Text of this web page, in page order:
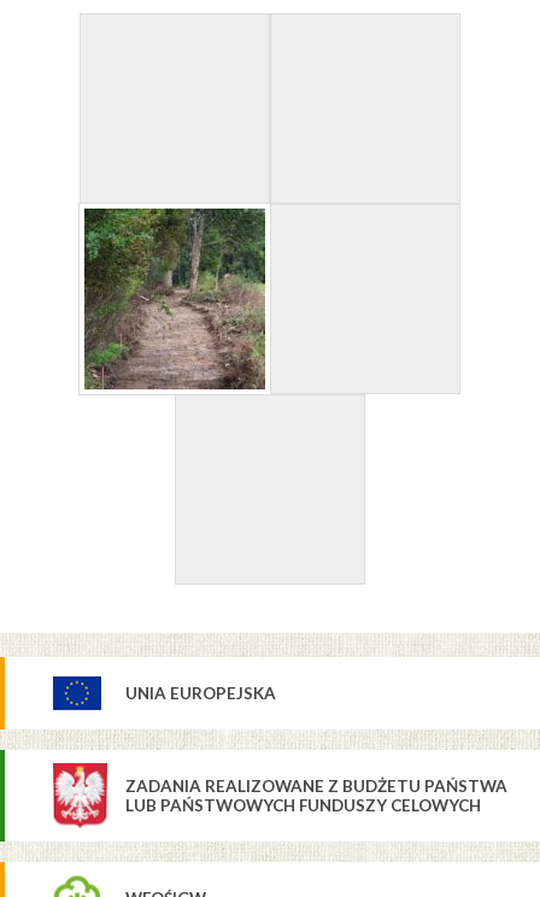
UNIA EUROPEJSKA
ZADANIA REALIZOWANE Z BUDŻETU PAŃSTWA
LUB PAŃSTWOWYCH FUNDUSZY CELOWYCH